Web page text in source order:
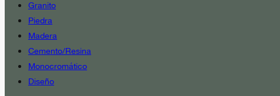
Granito
Piedra
Madera
Cemento/Resina
Monocromático
Diseño